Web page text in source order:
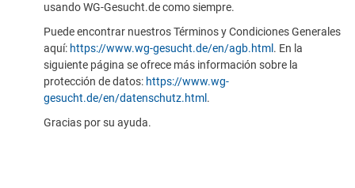
usando WG-Gesucht.de como siempre.
Puede encontrar nuestros Términos y Condiciones Generales
aquí: https://www.wg-gesucht.de/en/agb.html . En la
siguiente página se ofrece más información sobre la
protección de datos: https://www.wg-
gesucht.de/en/datenschutz.html .
Gracias por su ayuda.